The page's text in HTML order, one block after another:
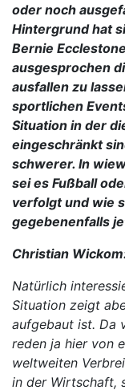
oder noch
Hintergrund hat
Bernie
ausgesprochen
ausfallen zu
sportlichen
Situation in der
eingeschränkt
schwerer. In
sei es Fußball
verfolgt und wie
gegebenenfalls
Christian
Natürlich
Situation zeigt
aufgebaut ist. Da
reden ja hier von
weltweiten
in der Wirtschaft,